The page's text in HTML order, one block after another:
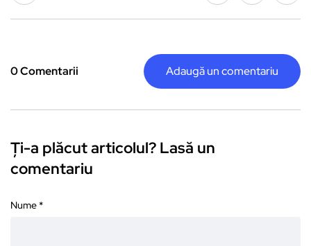
0 Comentarii Adaugă un comentariu
Ți-a plăcut articolul? Lasă un
comentariu
Nume *